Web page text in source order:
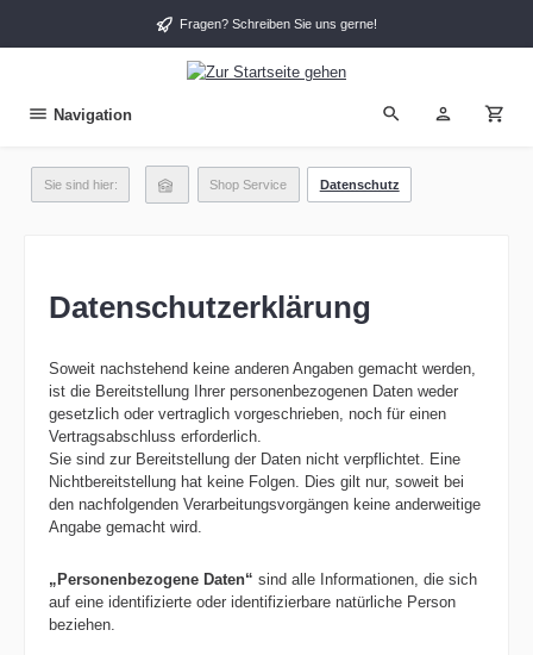
Fragen? Schreiben Sie uns gerne!
Navigation
Sie sind hier: Shop Service Datenschutz
Datenschutzerklärung
Soweit nachstehend keine anderen Angaben gemacht werden,
ist die Bereitstellung Ihrer personenbezogenen Daten weder
gesetzlich oder vertraglich vorgeschrieben, noch für einen
Vertragsabschluss erforderlich.
Sie sind zur Bereitstellung der Daten nicht verpflichtet. Eine
Nichtbereitstellung hat keine Folgen. Dies gilt nur, soweit bei
den nachfolgenden Verarbeitungsvorgängen keine anderweitige
Angabe gemacht wird.
„Personenbezogene Daten“ sind alle Informationen, die sich
auf eine identifizierte oder identifizierbare natürliche Person
beziehen.